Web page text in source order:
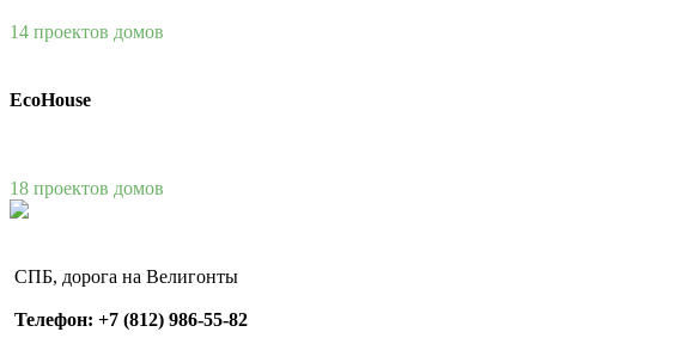
14 проектов домов
EcoHouse
18 проектов домов
СПБ, дорога на Велигонты
Телефон: +7 (812) 986-55-82